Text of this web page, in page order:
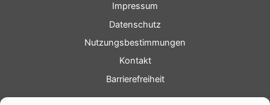
Impressum
Datenschutz
Nutzungsbestimmungen
Kontakt
Barrierefreiheit